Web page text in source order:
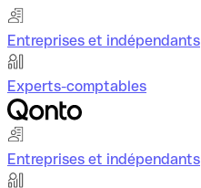
Entreprises et indépendants
Experts-comptables
Entreprises et indépendants